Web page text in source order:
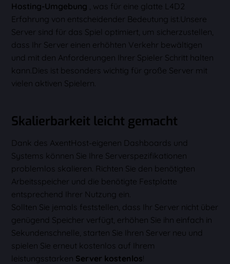
Hosting-Umgebung , was für eine glatte L4D2
Erfahrung von entscheidender Bedeutung ist.Unsere
Server sind für das Spiel optimiert, um sicherzustellen,
dass Ihr Server einen erhöhten Verkehr bewältigen
und mit den Anforderungen Ihrer Spieler Schritt halten
kann.Dies ist besonders wichtig für große Server mit
vielen aktiven Spielern.
Skalierbarkeit leicht gemacht
Dank des AxentHost-eigenen Dashboards und
Systems können Sie Ihre Serverspezifikationen
problemlos skalieren. Richten Sie den benötigten
Arbeitsspeicher und die benötigte Festplatte
entsprechend Ihrer Nutzung ein.
Sollten Sie jemals feststellen, dass Ihr Server nicht über
genügend Speicher verfügt, erhöhen Sie ihn einfach in
Sekundenschnelle, starten Sie Ihren Server neu und
spielen Sie erneut kostenlos auf Ihrem
leistungsstarken Server kostenlos!